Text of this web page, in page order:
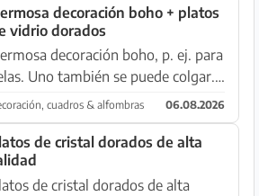
Santa Ponsa
decoración boho + platos
vidrio dorados
decoración boho, p. ej. para
Uno también se puede colgar.
8 x 11 cm. Ambos por solo 10
de
profesional para hostelería 8
cuadros & alfombras 06.08.2026
de cristal dorados de alta
de cristal dorados de alta